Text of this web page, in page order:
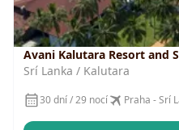
Avani Kalutara Resort and
Srí Lanka / Kalutara
30 dní / 29 nocí Praha - Srí